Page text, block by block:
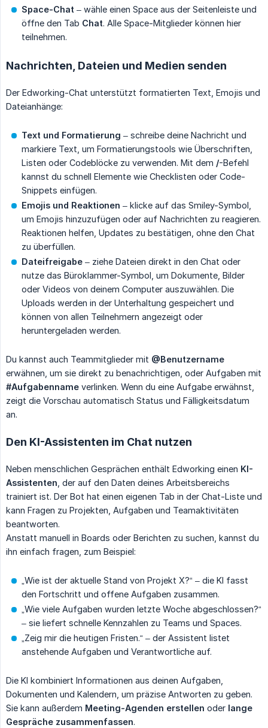
Space-Chat – wähle einen Space aus der Seitenleiste und
öffne den Tab Chat. Alle Space-Mitglieder können hier
teilnehmen.
Nachrichten, Dateien und Medien senden
Der Edworking-Chat unterstützt formatierten Text, Emojis und
Dateianhänge:
Text und Formatierung – schreibe deine Nachricht und
markiere Text, um Formatierungstools wie Überschriften,
Listen oder Codeblöcke zu verwenden. Mit dem /-Befehl
kannst du schnell Elemente wie Checklisten oder Code-
Snippets einfügen.
Emojis und Reaktionen – klicke auf das Smiley-Symbol,
um Emojis hinzuzufügen oder auf Nachrichten zu reagieren.
Reaktionen helfen, Updates zu bestätigen, ohne den Chat
zu überfüllen.
Dateifreigabe – ziehe Dateien direkt in den Chat oder
nutze das Büroklammer-Symbol, um Dokumente, Bilder
oder Videos von deinem Computer auszuwählen. Die
Uploads werden in der Unterhaltung gespeichert und
können von allen Teilnehmern angezeigt oder
heruntergeladen werden.
Du kannst auch Teammitglieder mit @Benutzername
erwähnen, um sie direkt zu benachrichtigen, oder Aufgaben mit
#Aufgabenname verlinken. Wenn du eine Aufgabe erwähnst,
zeigt die Vorschau automatisch Status und Fälligkeitsdatum
an.
Den KI-Assistenten im Chat nutzen
Neben menschlichen Gesprächen enthält Edworking einen KI-
Assistenten , der auf den Daten deines Arbeitsbereichs
trainiert ist. Der Bot hat einen eigenen Tab in der Chat-Liste und
kann Fragen zu Projekten, Aufgaben und Teamaktivitäten
beantworten.
Anstatt manuell in Boards oder Berichten zu suchen, kannst du
ihn einfach fragen, zum Beispiel:
„Wie ist der aktuelle Stand von Projekt X?“ – die KI fasst
den Fortschritt und offene Aufgaben zusammen.
„Wie viele Aufgaben wurden letzte Woche abgeschlossen?“
– sie liefert schnelle Kennzahlen zu Teams und Spaces.
„Zeig mir die heutigen Fristen.“ – der Assistent listet
anstehende Aufgaben und Verantwortliche auf.
Die KI kombiniert Informationen aus deinen Aufgaben,
Dokumenten und Kalendern, um präzise Antworten zu geben.
Sie kann außerdem Meeting-Agenden erstellen oder lange
Gespräche zusammenfassen.